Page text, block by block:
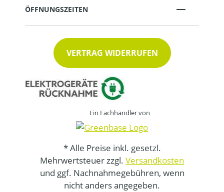
ÖFFNUNGSZEITEN
VERTRAG WIDERRUFEN
Ein Fachhändler von
* Alle Preise inkl. gesetzl.
Mehrwertsteuer zzgl. Versandkosten
und ggf. Nachnahmegebühren, wenn
nicht anders angegeben.